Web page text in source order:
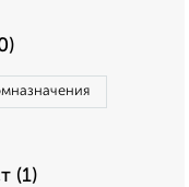
(1)